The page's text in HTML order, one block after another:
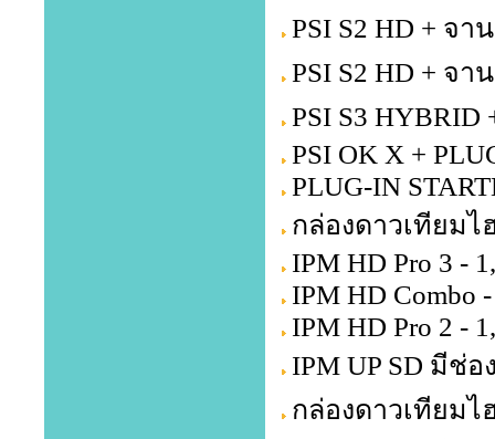
PSI S2 HD + จา
PSI S2 HD + จา
PSI S3 HYBRID
PSI OK X +
PLUG-IN
กล่องดาวเทียมไ
IPM HD Pro 3 -
IPM HD Combo
IPM HD Pro 2 -
IPM UP SD มีช่
กล่องดาวเทียมไ